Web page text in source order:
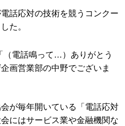
話応対の技術を競うコンクー
た。
（電話鳴って…）ありがとう
画営業部の中野でございま
が毎年開いている「電話応対
にはサービス業や金融機関な